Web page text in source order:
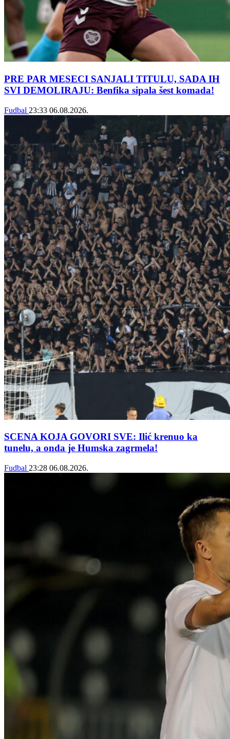
PRE PAR MESECI SANJALI TITULU, SADA IH
SVI DEMOLIRAJU: Benfika sipala šest komada!
Fudbal 23:33 06.08.2026.
SCENA KOJA GOVORI SVE: Ilić krenuo ka
tunelu, a onda je Humska zagrmela!
Fudbal 23:28 06.08.2026.